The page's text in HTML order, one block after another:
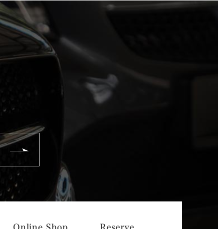
Online Shop Reserve